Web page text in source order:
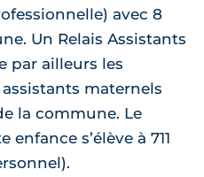
avec 8
Un Relais Assistants
par ailleurs les
maternels
la commune. Le
s’élève à 711